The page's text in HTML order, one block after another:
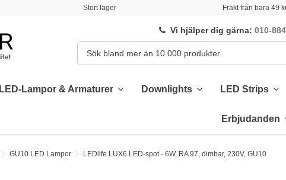
Stort lager Frakt från bara 49
Vi hjälper dig gärna:010-
LED-Lampor & Armaturer Downlights LED Strips
Erbjudanden
GU10 LED Lampor LEDlife LUX6 LED-spot - 6W, RA 97, dimbar, 230V, GU10